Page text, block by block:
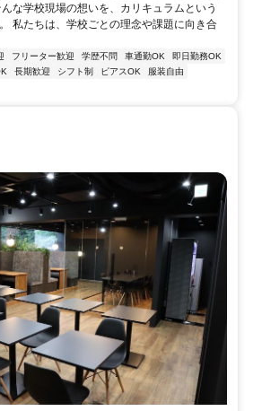
な学校現場の想いを、カリキュラムという
私たちは、学校ごとの理念や課題に向き合
フリーター歓迎 学歴不問 車通勤OK
即日勤務OK
長期歓迎 シフト制 ピアスOK
服装自由